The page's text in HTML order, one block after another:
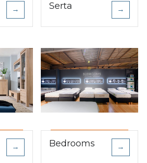
→ Serta →
→ Bedrooms →